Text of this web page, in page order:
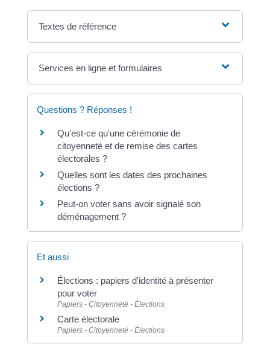
Textes de référence
Services en ligne et formulaires
Questions ? Réponses !
Qu'est-ce qu'une cérémonie de
citoyenneté et de remise des cartes
électorales ?
Quelles sont les dates des prochaines
élections ?
Peut-on voter sans avoir signalé son
déménagement ?
Et aussi
Élections : papiers d'identité à présenter
pour voter
Papiers - Citoyenneté - Élections
Carte électorale
Papiers - Citoyenneté - Élections